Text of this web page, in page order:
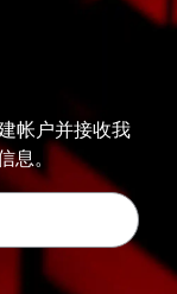
帐户并接收我
息。